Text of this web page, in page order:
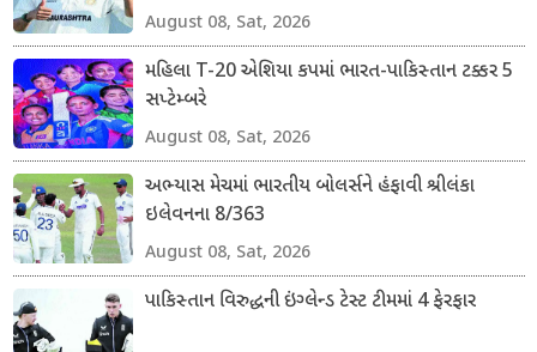
ડોમેસ્ટિક ક્રિકેટ રમશે
August 08, Sat, 2026
મહિલા T-20 એશિયા કપમાં ભારત-પાકિસ્તાન ટક્કર 5
સપ્ટેમ્બરે
August 08, Sat, 2026
અભ્યાસ મેચમાં ભારતીય બોલર્સને હંફાવી શ્રીલંકા
ઇલેવનના 8/363
August 08, Sat, 2026
પાકિસ્તાન વિરુદ્ધની ઇંગ્લેન્ડ ટેસ્ટ ટીમમાં 4 ફેરફાર